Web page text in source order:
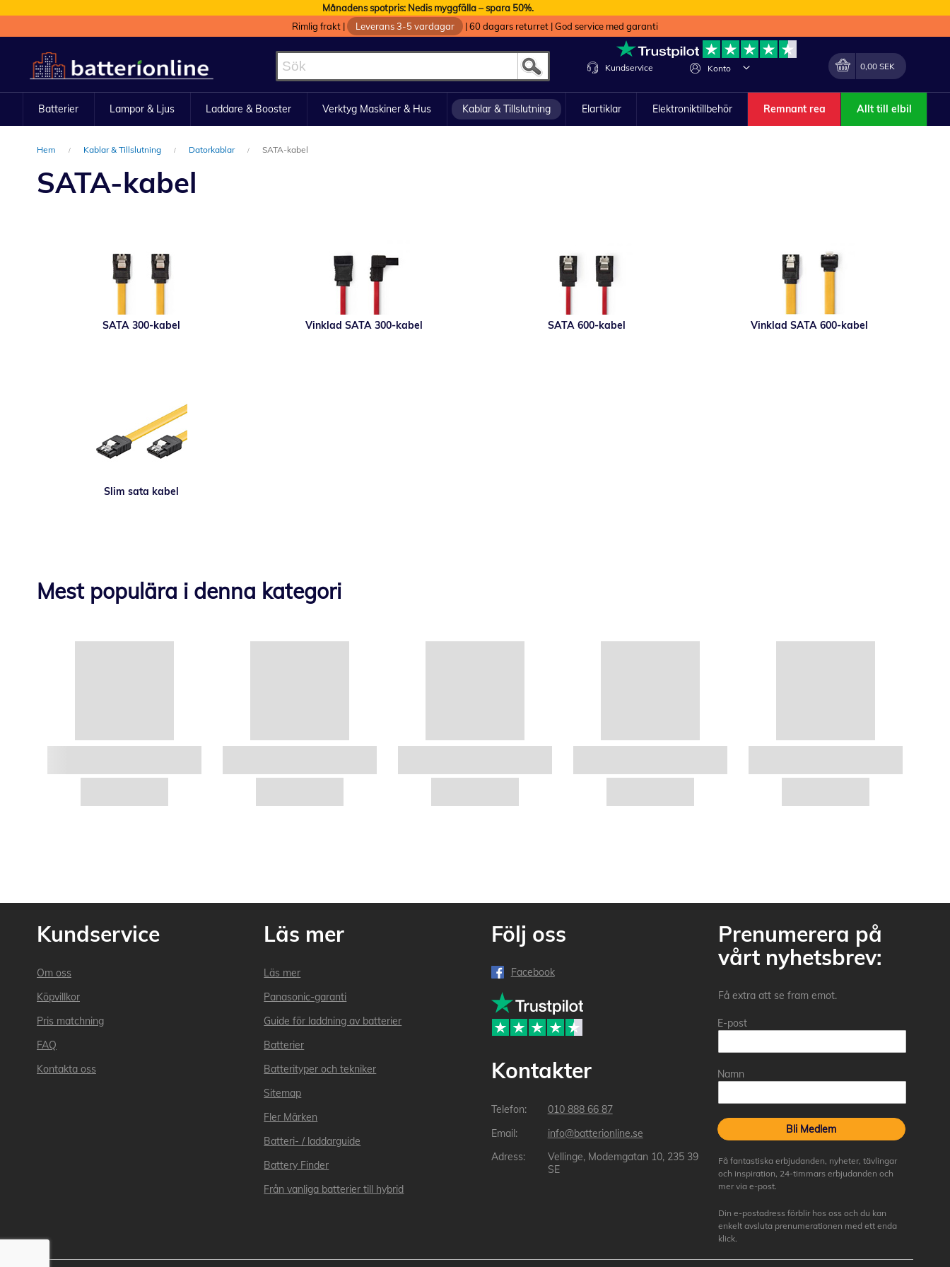
Månadens spotpris: Nedis myggfälla – spara 50%.
Rimlig frakt | Leverans 3-5 vardagar |60 dagars returret |God service med garanti
till
innehållet
Konto Förändra
Min kundvagn
0,00 SEK
Kundservice
Batterier Lampor & Ljus Laddare & Booster Verktyg Maskiner & Hus Kablar & Tillslutning Elartiklar Elektroniktillbehör Remnant rea Allt till elbil
Hem Kablar & Tillslutning Datorkablar SATA-kabel
SATA-kabel
SATA 300-kabel Vinklad SATA 300-kabel SATA 600-kabel Vinklad SATA 600-kabel
Slim sata kabel
Mest populära i denna kategori
Kundservice
Om oss
Köpvillkor
Pris matchning
FAQ
Kontakta oss
Läs mer
Läs mer
Panasonic-garanti
Guide för laddning av batterier
Batterier
Batterityper och tekniker
Sitemap
Fler Märken
Batteri- / laddarguide
Battery Finder
Från vanliga batterier till hybrid
Följ oss
Facebook
Kontakter
010 888 66 87
info@batterionline.se
Vellinge, Modemgatan 10, 235 39
SE
Prenumerera på
vårt nyhetsbrev:
Få extra att se fram emot.
E-post
Namn
Bli Medlem
Få fantastiska erbjudanden, nyheter, tävlingar
och inspiration, 24-timmars erbjudanden och
mer via e-post.
Din e-postadress förblir hos oss och du kan
enkelt avsluta prenumerationen med ett enda
klick.